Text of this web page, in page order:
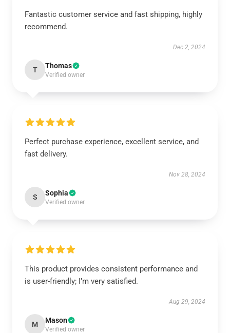
Fantastic customer service and fast shipping, highly
recommend.
Dec 2, 2024
T Thomas
Verified owner
Perfect purchase experience, excellent service, and
fast delivery.
Nov 28, 2024
S Sophia
Verified owner
This product provides consistent performance and
is user-friendly; I’m very satisfied.
Aug 29, 2024
M Mason
Verified owner